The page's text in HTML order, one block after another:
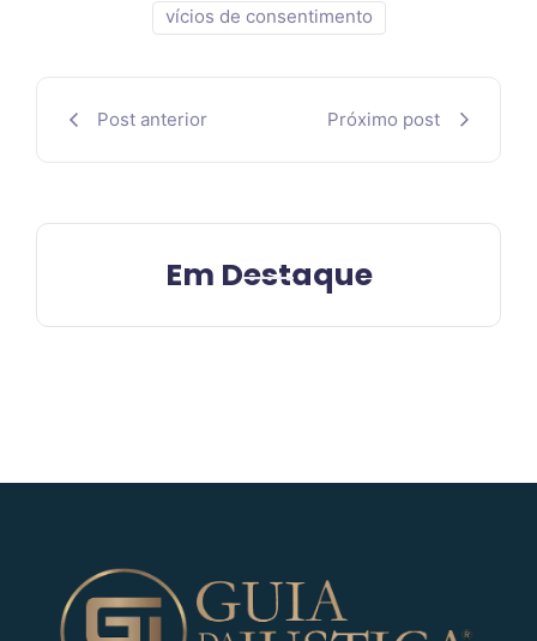
vícios de consentimento
Post anterior Próximo post
Em Destaque